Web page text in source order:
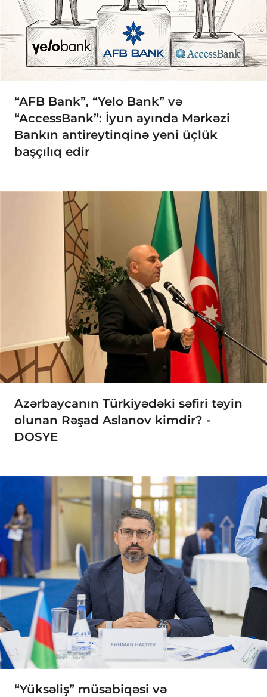
“AFB Bank”, “Yelo Bank” və
“AccessBank”: İyun ayında Mərkəzi
Bankın antireytinqinə yeni üçlük
başçılıq edir
Azərbaycanın Türkiyədəki səfiri təyin
olunan Rəşad Aslanov kimdir? -
DOSYE
“Yüksəliş” müsabiqəsi və